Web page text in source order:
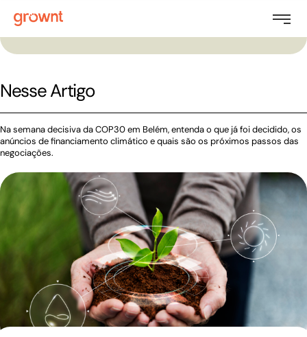
Nesse Artigo
Na semana decisiva da COP30 em Belém, entenda o que já foi decidido, os
anúncios de financiamento climático e quais são os próximos passos das
negociações.